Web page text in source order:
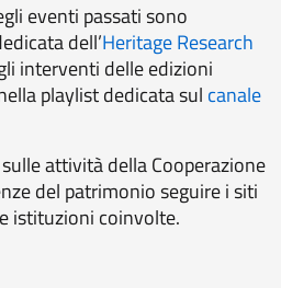
eventi passati sono
dell’Heritage Research
interventi delle edizioni
playlist dedicata sul canale
attivitàdella Cooperazione
del patrimonioseguire i siti
istituzioni coinvolte.